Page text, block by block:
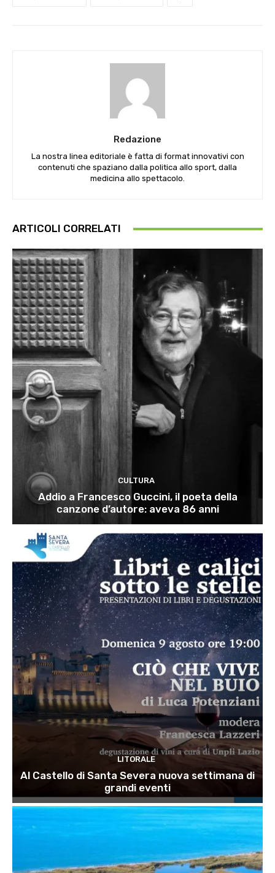
Redazione
La nostra linea editoriale è fatta di format innovativi con
contenuti che spaziano dalla politica allo sport, dalla
medicina allo spettacolo.
ARTICOLI CORRELATI
CULTURA
Addio a Francesco Guccini, il poeta della
canzone d’autore: aveva 86 anni
LITORALE
Al Castello di Santa Severa nuova settimana di
grandi eventi